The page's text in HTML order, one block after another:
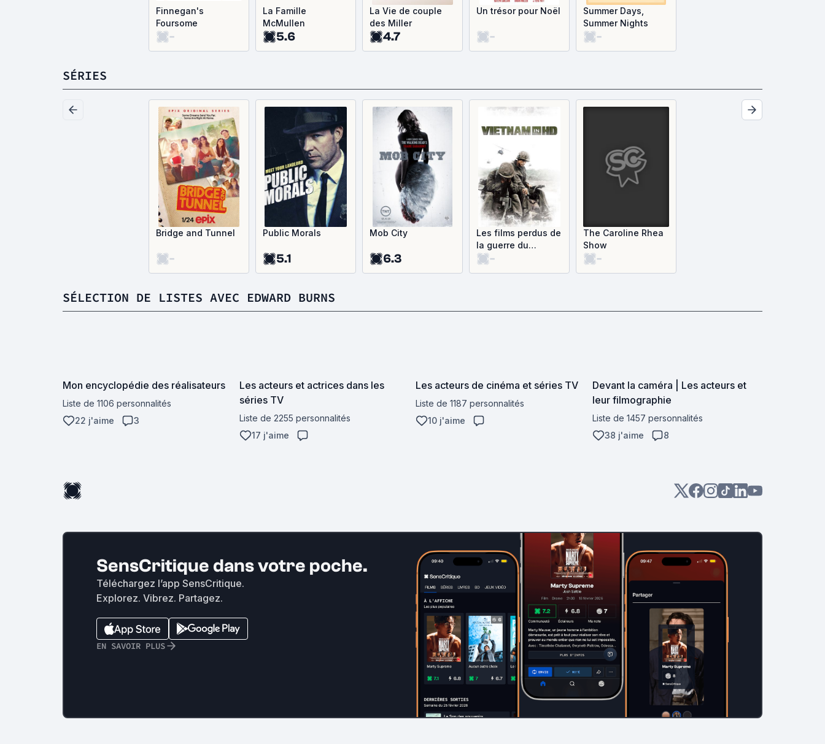
Finnegan's
Foursome
-
La Famille
McMullen
5.6
La Vie de couple
des Miller
4.7
Un trésor pour Noël
-
Summer Days,
Summer Nights
-
SÉRIES
Bridge and Tunnel
-
Public Morals
5.1
Mob City
6.3
Les films perdus de
la guerre du
Vietnam
-
The Caroline Rhea
Show
-
SÉLECTION DE LISTES AVEC EDWARD BURNS
Mon encyclopédie des réalisateurs
Liste de 1106 personnalités
22 j'aime
3
Les acteurs et actrices dans les
séries TV
Liste de 2255 personnalités
17 j'aime
Les acteurs de cinéma et séries TV
Liste de 1187 personnalités
10 j'aime
Devant la caméra | Les acteurs et
leur filmographie
Liste de 1457 personnalités
38 j'aime
8
SensCritique dans votre poche.
Téléchargez l’app SensCritique.
Explorez. Vibrez. Partagez.
EN SAVOIR PLUS